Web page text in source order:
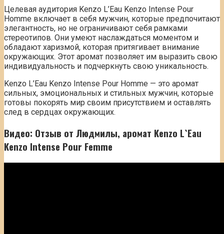
Целевая аудитория Kenzo L’Eau Kenzo Intense Pour
Homme включает в себя мужчин, которые предпочитают
элегантность, но не ограничивают себя рамками
стереотипов. Они умеют наслаждаться моментом и
обладают харизмой, которая притягивает внимание
окружающих. Этот аромат позволяет им выразить свою
индивидуальность и подчеркнуть свою уникальность.
Kenzo L’Eau Kenzo Intense Pour Homme — это аромат
сильных, эмоциональных и стильных мужчин, которые
готовы покорять мир своим присутствием и оставлять
след в сердцах окружающих.
Видео: Отзыв от Людмилы, аромат Kenzo L`Eau
Kenzo Intense Pour Femme